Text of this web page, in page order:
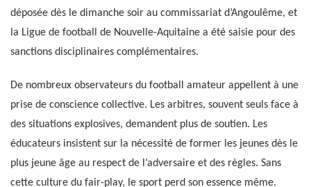
déposée dès le dimanche soir au commissariat d’Angoulême, et
la Ligue de football de Nouvelle-Aquitaine a été saisie pour des
sanctions disciplinaires complémentaires.
De nombreux observateurs du football amateur appellent à une
prise de conscience collective. Les arbitres, souvent seuls face à
des situations explosives, demandent plus de soutien. Les
éducateurs insistent sur la nécessité de former les jeunes dès le
plus jeune âge au respect de l’adversaire et des règles. Sans
cette culture du fair-play, le sport perd son essence même.